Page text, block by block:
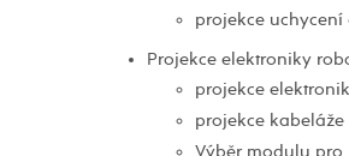
projekce uchycení
Projekce elektroniky
projekce
projekce kabeláže
Výběr modulu pro